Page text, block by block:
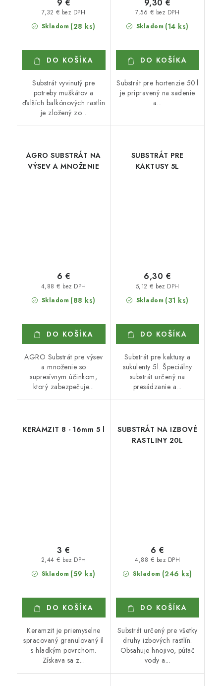
Skladom (28 ks)
7,32 € bez DPH
9 €
DO KOŠÍKA
Substrát vyvinutý pre
potreby muškátov a
ďalších balkónových rastlín
je zložený zo...
Skladom (14 ks)
7,56 € bez DPH
9,30 €
DO KOŠÍKA
Substrát pre hortenzie 50 l
je pripravený na sadenie
a...
AGRO SUBSTRÁT NA
VÝSEV A MNOŽENIE
Skladom (88 ks)
4,88 € bez DPH
6 €
DO KOŠÍKA
AGRO Substrát pre výsev
a množenie so
supresívnym účinkom,
ktorý zabezpečuje...
SUBSTRÁT PRE
KAKTUSY 5L
Skladom (31 ks)
5,12 € bez DPH
6,30 €
DO KOŠÍKA
Substrát pre kaktusy a
sukulenty 5l. Špeciálny
substrát určený na
presádzanie a...
KERAMZIT 8 - 16mm 5 l
Skladom (59 ks)
2,44 € bez DPH
3 €
DO KOŠÍKA
Keramzit je priemyselne
spracovaný granulovaný íl
s hladkým povrchom.
Získava sa z...
SUBSTRÁT NA IZBOVÉ
RASTLINY 20L
Skladom (246 ks)
4,88 € bez DPH
6 €
DO KOŠÍKA
Substrát určený pre všetky
druhy izbových rastlín.
Obsahuje hnojivo, pútač
vody a...